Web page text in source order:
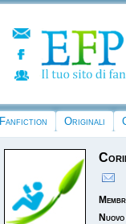
Fanfiction Originali